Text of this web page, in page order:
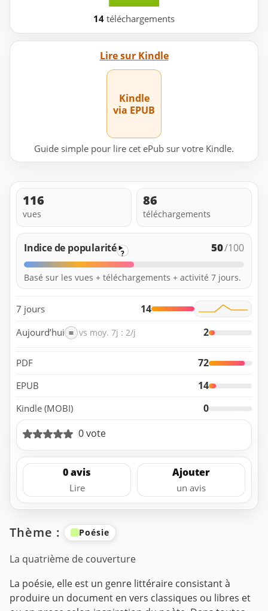
14 téléchargements
Lire sur Kindle
Kindle
via EPUB
Guide simple pour lire cet ePub sur votre Kindle.
116
vues
86
téléchargements
Indice de popularité ? 50/100
Basé sur les vues + téléchargements + activité 7 jours.
7 jours 14
Aujourd’hui = vs moy. 7j : 2/j 2
PDF 72
EPUB 14
Kindle (MOBI)
0
0 vote
0 avis
Lire
Ajouter
un avis
Thème : Poésie
La quatrième de couverture
La poésie, elle est un genre littéraire consistant à
produire un document en vers classiques ou libres et